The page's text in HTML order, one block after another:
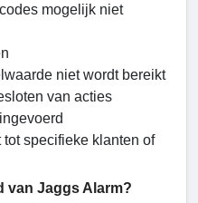
mogelijk niet
niet wordt bereikt
van acties
tot specifieke klanten of
van Jaggs Alarm?